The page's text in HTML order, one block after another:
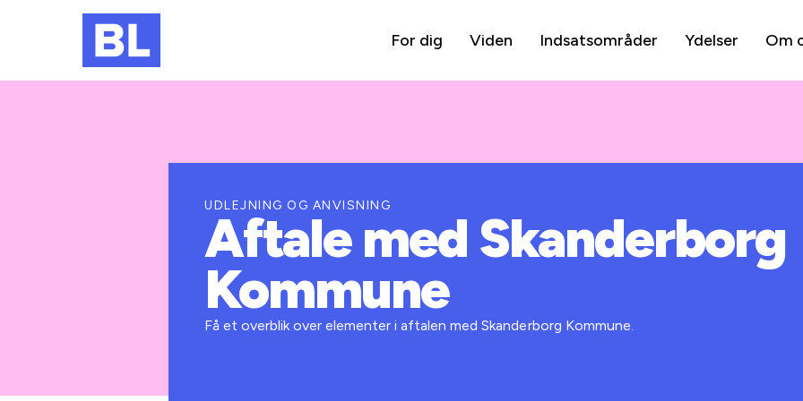
For dig Viden Indsatsområder Ydelser Om
UDLEJNING OG ANVISNING
Aftale med Skanderborg
Kommune
Få et overblik over elementer i aftalen med Skanderborg Kommune.